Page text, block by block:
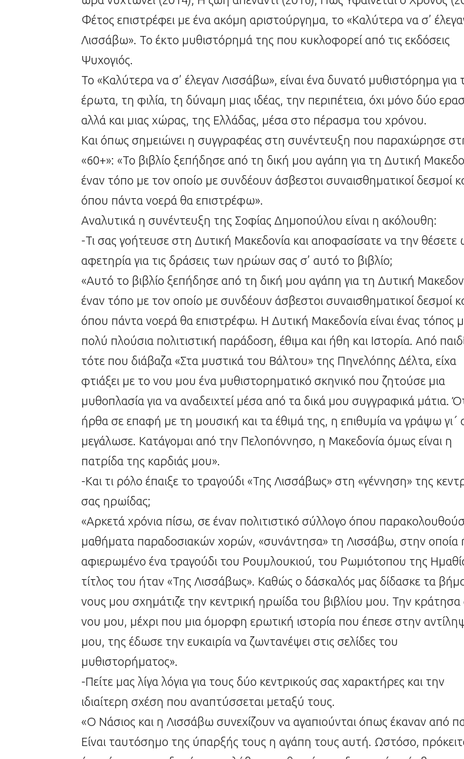
Φέτος επιστρέφει με ένα ακόμη αριστούργημα, το «Καλύτερα να σ’
Λισσάβω». Το έκτο μυθιστόρημά της που κυκλοφορεί από τις εκδόσεις
Ψυχογιός.
Το «Καλύτερα να σ’ έλεγαν Λισσάβω», είναι ένα δυνατό μυθιστόρημα για
έρωτα, τη φιλία, τη δύναμη μιας ιδέας, την περιπέτεια, όχι μόνο δύο
αλλά και μιας χώρας, της Ελλάδας, μέσα στο πέρασμα του χρόνου.
Και όπως σημειώνει η συγγραφέας στη συνέντευξη που παραχώρησε
«60+»: «Το βιβλίο ξεπήδησε από τη δική μου αγάπη για τη Δυτική
έναν τόπο με τον οποίο με συνδέουν άσβεστοι συναισθηματικοί δεσμοί
όπου πάντα νοερά θα επιστρέφω».
Αναλυτικά η συνέντευξη της Σοφίας Δημοπούλου είναι η ακόλουθη:
-Τι σας γοήτευσε στη Δυτική Μακεδονία και αποφασίσατε να την θέσετε
αφετηρία για τις δράσεις των ηρώων σας σ’ αυτό το βιβλίο;
«Αυτό το βιβλίο ξεπήδησε από τη δική μου αγάπη για τη Δυτική
έναν τόπο με τον οποίο με συνδέουν άσβεστοι συναισθηματικοί δεσμοί
όπου πάντα νοερά θα επιστρέφω. Η Δυτική Μακεδονία είναι ένας τόπος
πολύ πλούσια πολιτιστική παράδοση, έθιμα και ήθη και Ιστορία. Από
τότε που διάβαζα «Στα μυστικά του Βάλτου» της Πηνελόπης Δέλτα, είχα
φτιάξει με το νου μου ένα μυθιστορηματικό σκηνικό που ζητούσε μια
μυθοπλασία για να αναδειχτεί μέσα από τα δικά μου συγγραφικά μάτια.
ήρθα σε επαφή με τη μουσική και τα έθιμά της, η επιθυμία να γράψω γι΄
μεγάλωσε. Κατάγομαι από την Πελοπόννησο, η Μακεδονία όμως είναι η
πατρίδα της καρδιάς μου».
-Και τι ρόλο έπαιξε το τραγούδι «Της Λισσάβως» στη «γέννηση» της
σας ηρωίδας;
«Αρκετά χρόνια πίσω, σε έναν πολιτιστικό σύλλογο όπου
μαθήματα παραδοσιακών χορών, «συνάντησα» τη Λισσάβω, στην οποία
αφιερωμένο ένα τραγούδι του Ρουμλουκιού, του Ρωμιότοπου της
τίτλος του ήταν «Της Λισσάβως». Καθώς ο δάσκαλός μας δίδασκε τα
νους μου σχημάτιζε την κεντρική ηρωίδα του βιβλίου μου. Την κράτησα
νου μου, μέχρι που μια όμορφη ερωτική ιστορία που έπεσε στην
μου, της έδωσε την ευκαιρία να ζωντανέψει στις σελίδες του
μυθιστορήματος».
-Πείτε μας λίγα λόγια για τους δύο κεντρικούς σας χαρακτήρες και την
ιδιαίτερη σχέση που αναπτύσσεται μεταξύ τους.
«Ο Νάσιος και η Λισσάβω συνεχίζουν να αγαπιούνται όπως έκαναν από
Είναι ταυτόσημο της ύπαρξής τους η αγάπη τους αυτή. Ωστόσο,